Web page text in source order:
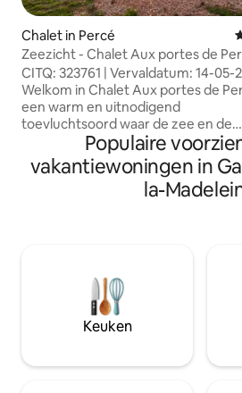
Chalet in Percé
Zeezicht - Chalet Aux portes de
CITQ: 323761 | Vervaldatum: 14-05-
Welkom in Chalet Aux portes de
een warm en uitnodigend
toevluchtsoord waar de zee en de
adembenemende landschappen
schiereiland Gaspé centraal staan. Dit
chalet ligt op slechts enkele
de iconische bezienswaardigheden
zonsondergangen over de Golf
elke dag zijn eigen ontdekkingen.
ideale plek om te ontspannen en een
van de mooiste plekken van Québec
Populaire
vakantiewoningen in
la-
Keuken